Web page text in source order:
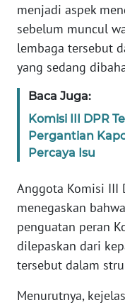
menjadi aspek
sebelum muncul
lembaga tersebut
yang sedang
Baca Juga:
Komisi III DPR
Pergantian
Percaya Isu
Anggota Komisi III
menegaskan
penguatan peran
dilepaskan dari
tersebut dalam
Menurutnya,
TENTANG
PEDOMAN
MEDIA
REDAKSI
KARIR
DISCLAIMER
News